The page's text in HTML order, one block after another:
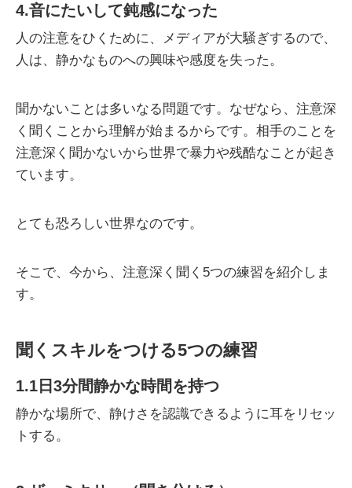
4.音にたいして鈍感になった
人の注意をひくために、メディアが大騒ぎするので、
人は、静かなものへの興味や感度を失った。
聞かないことは多いなる問題です。なぜなら、注意深
く聞くことから理解が始まるからです。相手のことを
注意深く聞かないから世界で暴力や残酷なことが起き
ています。
とても恐ろしい世界なのです。
そこで、今から、注意深く聞く5つの練習を紹介しま
す。
聞くスキルをつける5つの練習
1.1日3分間静かな時間を持つ
静かな場所で、静けさを認識できるように耳をリセッ
トする。